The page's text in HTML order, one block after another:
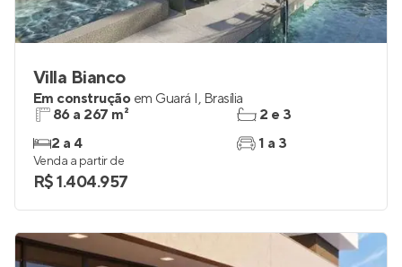
Villa Bianco
Em construção em Guará I, Brasília
86 a 267 m²
2 a 4
2 e 3
1 a 3
Venda a partir de
R$ 1.404.957